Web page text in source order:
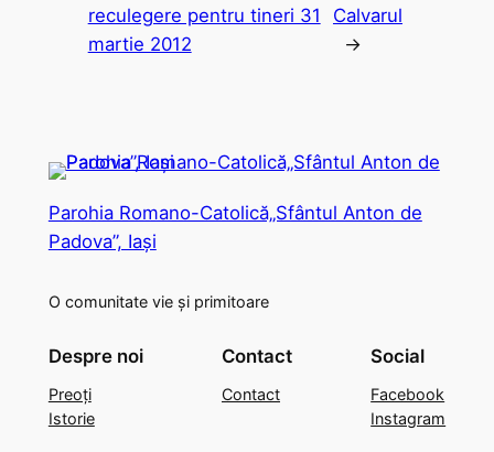
reculegere pentru tineri 31
martie 2012
Calvarul
→
Parohia Romano-Catolică„Sfântul Anton de
Padova”, Iași
O comunitate vie și primitoare
Despre noi
Preoți
Istorie
Contact
Contact
Social
Facebook
Instagram